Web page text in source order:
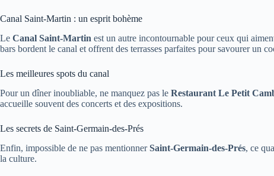
Canal Saint-Martin : un esprit bohème
Le Canal Saint-Martin est un autre incontournable pour ceux qui
bars bordent le canal et offrent des terrasses parfaites pour savourer un
Les meilleures spots du canal
Pour un dîner inoubliable, ne manquez pas le Restaurant Le Petit
accueille souvent des concerts et des expositions.
Les secrets de Saint-Germain-des-Prés
Enfin, impossible de ne pas mentionnerSaint-Germain-des-Prés, ce
la culture.